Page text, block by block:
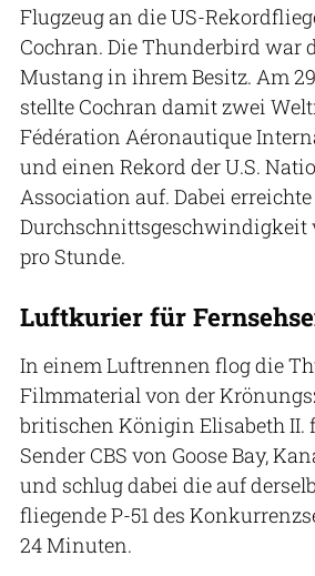
Flugzeug an die US-
Cochran. Die Thunderbird war
Mustang in ihrem Besitz. Am
stellte Cochran damit zwei
Fédération Aéronautique
und einen Rekord der U.S.
Association auf. Dabei
Durchschnittsgeschwindigkeit
pro Stunde.
Luftkurier für
In einem Luftrennen flog die
Filmmaterial von der
britischen Königin Elisabeth II.
Sender CBS von Goose Bay,
und schlug dabei die auf
fliegende P-51 des
24 Minuten.